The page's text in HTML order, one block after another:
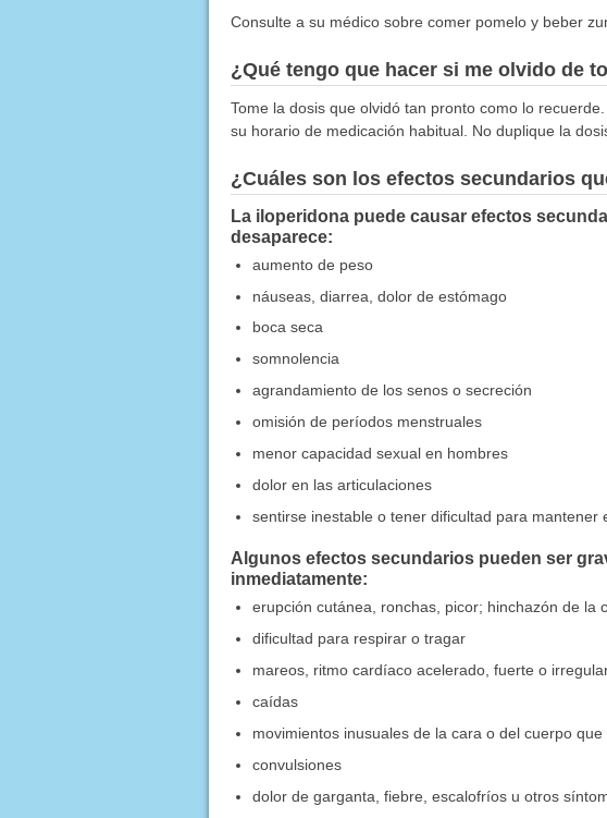
Consulte a su médico sobre comer pomelo y beber
¿Qué tengo que hacer si me olvido de
Tome la dosis que olvidó tan pronto como lo
su horario de medicación habitual. No duplique la
¿Cuáles son los efectos secundarios
La iloperidona puede causar efectos
desaparece:
aumento de peso
náuseas, diarrea, dolor de estómago
boca seca
somnolencia
agrandamiento de los senos o secreción
omisión de períodos menstruales
menor capacidad sexual en hombres
dolor en las articulaciones
sentirse inestable o tener dificultad para mantener
Algunos efectos secundarios pueden ser
inmediatamente:
erupción cutánea, ronchas, picor; hinchazón de la
dificultad para respirar o tragar
mareos, ritmo cardíaco acelerado, fuerte o
caídas
movimientos inusuales de la cara o del cuerpo
convulsiones
dolor de garganta, fiebre, escalofríos u otros